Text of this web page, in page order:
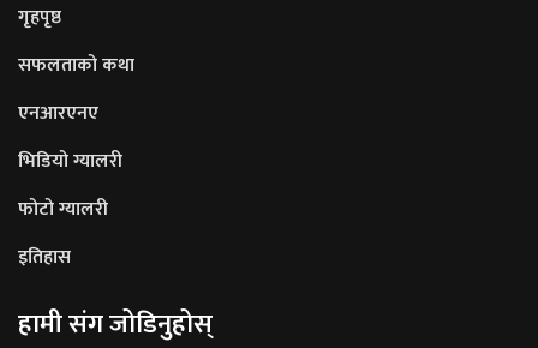
गृहपृष्ठ
सफलताको कथा
एनआरएनए
भिडियो ग्यालरी
फोटो ग्यालरी
इतिहास
हामी संग जोडिनुहोस्